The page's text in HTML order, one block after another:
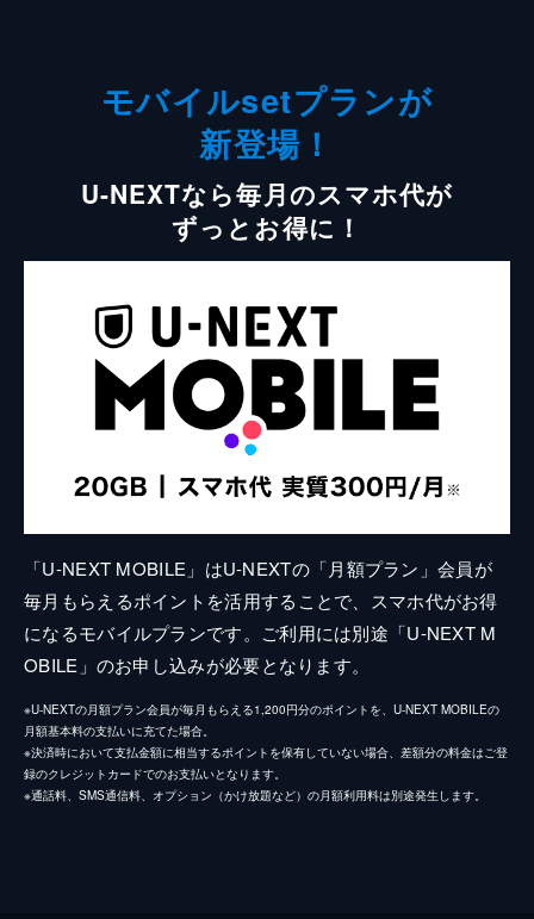
モバイルsetプランが
新登場！
U-NEXTなら毎月のスマホ代が
ずっとお得に！
「U-NEXT MOBILE」はU-NEXTの「月額プラン」会員が
毎月もらえるポイントを活用することで、スマホ代がお得
になるモバイルプランです。ご利用には別途「U-NEXT M
OBILE」のお申し込みが必要となります。
※U-NEXTの月額プラン会員が毎月もらえる1,200円分のポイントを、U-NEXT MOBILEの
月額基本料の支払いに充てた場合。
※決済時において支払金額に相当するポイントを保有していない場合、差額分の料金はご登
録のクレジットカードでのお支払いとなります。
※通話料、SMS通信料、オプション（かけ放題など）の月額利用料は別途発生します。